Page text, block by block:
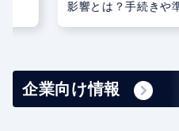
影響とは？手続きや
企業向け情報